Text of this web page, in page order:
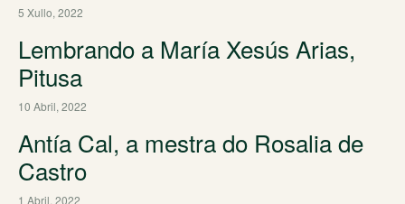
5 Xullo, 2022
Lembrando a María Xesús Arias,
Pitusa
10 Abril, 2022
Antía Cal, a mestra do Rosalia de
Castro
1 Abril, 2022